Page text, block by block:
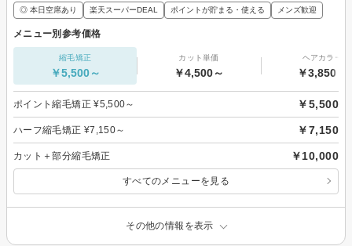
◎ 本日空席あり 楽天スーパーDEAL ポイントが貯まる・使える メンズ歓迎
メニュー別参考価格
縮毛矯正
￥5,500～
カット単価
￥4,500～
ヘアカラー
￥3,850～
ポイント縮毛矯正 ¥5,500～ ￥5,500
ハーフ縮毛矯正 ¥7,150～ ￥7,150
カット＋部分縮毛矯正 ￥10,000
すべてのメニューを見る
その他の情報を表示